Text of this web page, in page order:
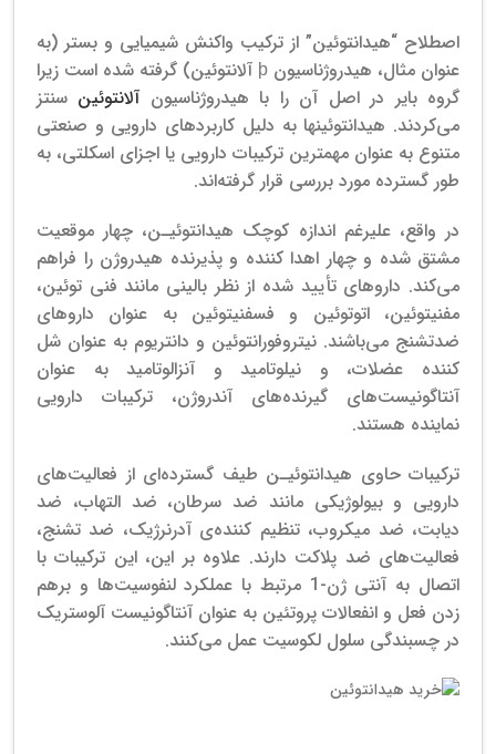
اصطلاح “هیدانتوئین” از ترکیب واکنش شیمیایی و بستر (به
عنوان مثال، هیدروژناسیون þ آلانتوئین) گرفته شده است زیرا
گروه بایر در اصل آن را با هیدروژناسیون آلانتوئین سنتز
می‌کردند. هیدانتوئینها به دلیل کاربردهای دارویی و صنعتی
متنوع به عنوان مهمترین ترکیبات دارویی یا اجزای اسکلتی، به
طور گسترده مورد بررسی قرار گرفته‌اند.
در واقع، علیرغم اندازه کوچک هیدانتوئیـن، چهار موقعیت
مشتق شده و چهار اهدا کننده و پذیرنده هیدروژن را فراهم
می‌کند. داروهای تأیید شده از نظر بالینی مانند فنی توئین،
مفنیتوئین، اتوتوئین و فسفنیتوئین به عنوان داروهای
ضدتشنج می‌باشند. نیتروفورانتوئین و دانتریوم به عنوان شل
کننده عضلات، و نیلوتامید و آنزالوتامید به عنوان
آنتاگونیست‌های گیرنده‌های آندروژن، ترکیبات دارویی
نماینده هستند.
ترکیبات حاوی هیدانتوئیـن طیف گسترده‌ای از فعالیت‌های
دارویی و بیولوژیکی مانند ضد سرطان، ضد التهاب، ضد
دیابت، ضد میکروب، تنظیم کننده‌ی آدرنرژیک، ضد تشنج،
فعالیت‌های ضد پلاکت دارند. علاوه بر این، این ترکیبات با
اتصال به آنتی ژن-1 مرتبط با عملکرد لنفوسیت‌ها و برهم
زدن فعل و انفعالات پروتئین به عنوان آنتاگونیست آلوستریک
در چسبندگی سلول لکوسیت عمل می‌کنند.